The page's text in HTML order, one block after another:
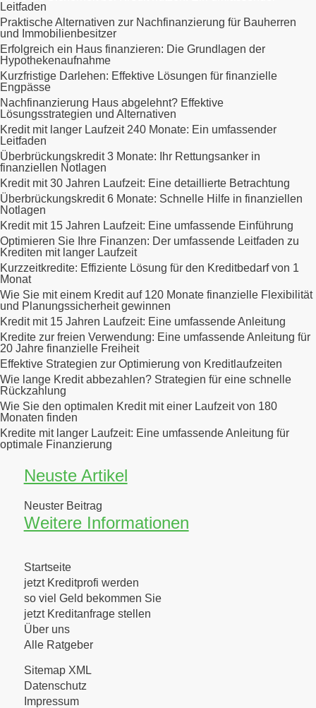
Leitfaden
Praktische Alternativen zur Nachfinanzierung für Bauherren
und Immobilienbesitzer
Erfolgreich ein Haus finanzieren: Die Grundlagen der
Hypothekenaufnahme
Kurzfristige Darlehen: Effektive Lösungen für finanzielle
Engpässe
Nachfinanzierung Haus abgelehnt? Effektive
Lösungsstrategien und Alternativen
Kredit mit langer Laufzeit 240 Monate: Ein umfassender
Leitfaden
Überbrückungskredit 3 Monate: Ihr Rettungsanker in
finanziellen Notlagen
Kredit mit 30 Jahren Laufzeit: Eine detaillierte Betrachtung
Überbrückungskredit 6 Monate: Schnelle Hilfe in finanziellen
Notlagen
Kredit mit 15 Jahren Laufzeit: Eine umfassende Einführung
Optimieren Sie Ihre Finanzen: Der umfassende Leitfaden zu
Krediten mit langer Laufzeit
Kurzzeitkredite: Effiziente Lösung für den Kreditbedarf von 1
Monat
Wie Sie mit einem Kredit auf 120 Monate finanzielle Flexibilität
und Planungssicherheit gewinnen
Kredit mit 15 Jahren Laufzeit: Eine umfassende Anleitung
Kredite zur freien Verwendung: Eine umfassende Anleitung für
20 Jahre finanzielle Freiheit
Effektive Strategien zur Optimierung von Kreditlaufzeiten
Wie lange Kredit abbezahlen? Strategien für eine schnelle
Rückzahlung
Wie Sie den optimalen Kredit mit einer Laufzeit von 180
Monaten finden
Kredite mit langer Laufzeit: Eine umfassende Anleitung für
optimale Finanzierung
Neuste Artikel
Neuster Beitrag
Weitere Informationen
Startseite
jetzt Kreditprofi werden
so viel Geld bekommen Sie
jetzt Kreditanfrage stellen
Über uns
Alle Ratgeber
Sitemap XML
Datenschutz
Impressum